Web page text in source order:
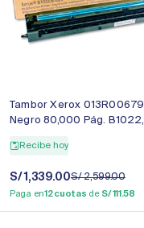
Tambor Xerox 013R00679
Negro 80,000 Pág. B1022,
Recibe hoy
Precio
de
venta
S/ 1,339.00
Precio
regular
S/ 2,599.00
Paga en12 cuotas de S/ 111.58